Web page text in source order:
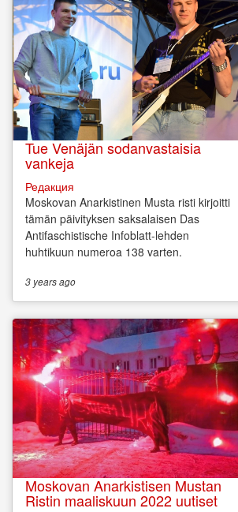
Tue Venäjän sodanvastaisia
vankeja
Редакция
Moskovan Anarkistinen Musta risti kirjoitti
tämän päivityksen saksalaisen Das
Antifaschistische Infoblatt-lehden
huhtikuun numeroa 138 varten.
3 yearsago
Moskovan Anarkistisen Mustan
Ristin maaliskuun 2022 uutiset